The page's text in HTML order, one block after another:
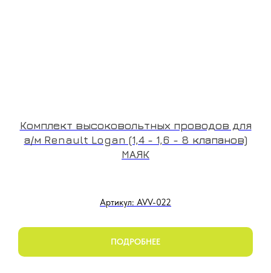
Комплект высоковольтных проводов для
а/м Renault Logan (1,4 - 1,6 - 8 клапанов)
МАЯК
Артикул: AVV-022
ПОДРОБНЕЕ